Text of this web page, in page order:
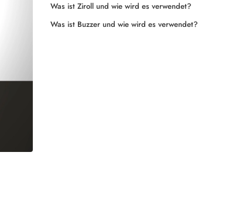
Was ist Ziroll und wie wird es verwendet?
Was ist Buzzer und wie wird es verwendet?